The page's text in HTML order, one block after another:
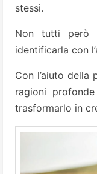
stessi.
Non tutti però
identificarla con
Con l’aiuto della
ragioni
trasformarlo in